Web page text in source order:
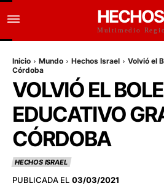
HECHOS
Multimedio
Inicio Mundo Hechos Israel
Volvió el
Córdoba
VOLVIÓ EL
EDUCATIVO
CÓRDOBA
HECHOS ISRAEL
PUBLICADA EL 03/03/2021